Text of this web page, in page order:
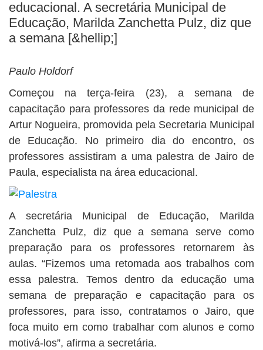
educacional. A secretária Municipal de
Educação, Marilda Zanchetta Pulz, diz que
a semana [&hellip;]
Paulo Holdorf
Começou na terça-feira (23), a semana de
capacitação para professores da rede municipal de
Artur Nogueira, promovida pela Secretaria Municipal
de Educação. No primeiro dia do encontro, os
professores assistiram a uma palestra de Jairo de
Paula, especialista na área educacional.
A secretária Municipal de Educação, Marilda
Zanchetta Pulz, diz que a semana serve como
preparação para os professores retornarem às
aulas. “Fizemos uma retomada aos trabalhos com
essa palestra. Temos dentro da educação uma
semana de preparação e capacitação para os
professores, para isso, contratamos o Jairo, que
foca muito em como trabalhar com alunos e como
motivá-los”, afirma a secretária.